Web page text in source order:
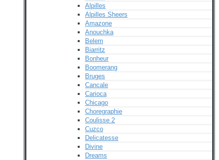
Alpilles
Alpilles Sheers
Amazone
Anouchka
Belem
Biarritz
Bonheur
Boomerang
Bruges
Cancale
Carioca
Chicago
Choregraphie
Coulisse 2
Cuzco
Delicatesse
Divine
Dreams